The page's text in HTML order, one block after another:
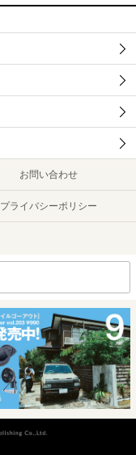
お問い合わせ
プライバシーポリシー